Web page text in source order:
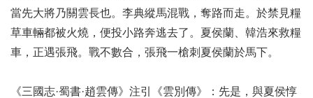
當先大將乃關雲長也。李典縱馬混戰，奪路而走。於禁見糧
草車輛都被火燒，便投小路奔逃去了。夏侯蘭、韓浩來救糧
車，正遇張飛。戰不數合，張飛一槍刺夏侯蘭於馬下。
《三國志·蜀書·趙雲傳》注引《雲別傳》：先是，與夏侯惇